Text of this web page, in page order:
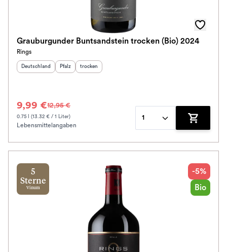
Grauburgunder Buntsandstein trocken (Bio) 2024
Rings
Herkunftsland
Deutschland Herkunftsregion
Pfalz Geschmack
trocken
9,99 €12,95 €
0.75 l (13.32 € / 1 Liter)
Lebensmittelangaben
1
Zum
5
Sterne
Vinum
-5%
Bio